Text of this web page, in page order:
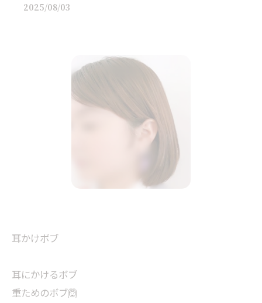
2025/08/03
耳かけボブ
耳にかけるボブ
重ためのボブ🙆